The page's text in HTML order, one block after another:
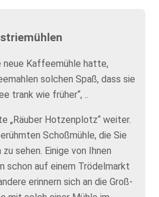
neue Kaffeemühle hatte,
solchen Spaß, dass sie
trank wie früher“, ..
„Räuber Hotzenplotz“ weiter.
Schoßmühle, die Sie
zu sehen. Einige von Ihnen
schon auf einem Trödelmarkt
erinnern sich an die Groß-